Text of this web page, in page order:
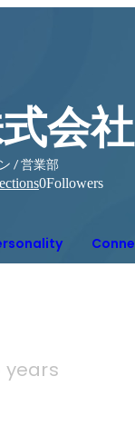
会
/ 営業部
0Followers
years